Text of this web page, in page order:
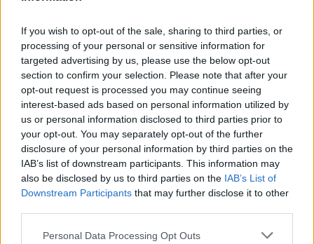
If you wish to opt-out of the sale, sharing to third parties, or
processing of your personal or sensitive information for
targeted advertising by us, please use the below opt-out
section to confirm your selection. Please note that after your
opt-out request is processed you may continue seeing
interest-based ads based on personal information utilized by
us or personal information disclosed to third parties prior to
your opt-out. You may separately opt-out of the further
disclosure of your personal information by third parties on the
IAB’s list of downstream participants. This information may
also be disclosed by us to third parties on the IAB’s List of
Downstream Participants that may further disclose it to other
Personal Data Processing Opt Outs